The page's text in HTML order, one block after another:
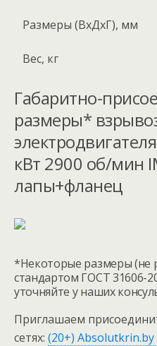
Размеры (ВхДхГ), мм
Вес, кг
Габаритно-
размеры*
кВт 2900 об/мин
лапы+фланец
*Некоторые размеры (не
стандартом ГОСТ 31606-
уточняйте у наших
Приглашаем
сетях: (20+)